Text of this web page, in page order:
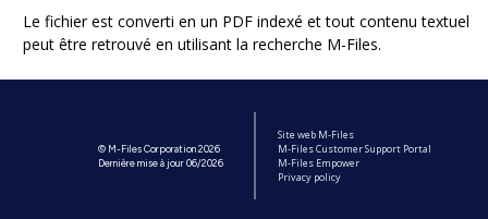
Le fichier est converti en un PDF indexé et tout contenu textuel
peut être retrouvé en utilisant la recherche M-Files.
© M-Files Corporation 2026
Dernière mise à jour 06/2026
Site web M-Files
M-Files Customer Support Portal
M-Files Empower
Privacy policy